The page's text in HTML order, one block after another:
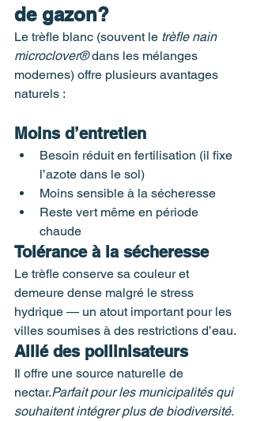
de gazon?
Le trèfle blanc (souvent le trèfle nain
microclover® dans les mélanges
modernes) offre plusieurs avantages
naturels :
Moins d’entretien
Besoin réduit en fertilisation (il fixe
l’azote dans le sol)
Moins sensible à la sécheresse
Reste vert même en période
chaude
Tolérance à la sécheresse
Le trèfle conserve sa couleur et
demeure dense malgré le stress
hydrique — un atout important pour les
villes soumises à des restrictions d’eau.
Allié des pollinisateurs
Il offre une source naturelle de
nectar.Parfait pour les municipalités qui
souhaitent intégrer plus de biodiversité.